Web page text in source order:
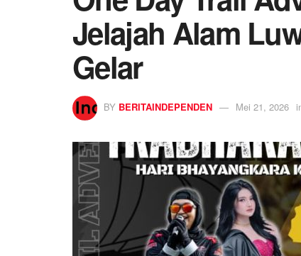
Jelajah Alam
Gelar
BY BERITAINDEPENDEN Mei 21, 2026